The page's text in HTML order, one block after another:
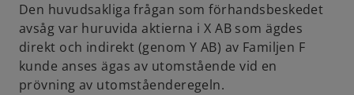
Den huvudsakliga frågan som förhandsbeskedet
avsåg var huruvida aktierna i X AB som ägdes
direkt och indirekt (genom Y AB) av Familjen F
kunde anses ägas av utomstående vid en
prövning av utomståenderegeln.